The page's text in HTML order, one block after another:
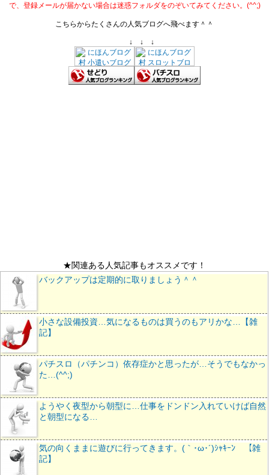
で、登録メールが届かない場合は迷惑フォルダをのぞいてみてください。(^^;)
こちらからたくさんの人気ブログへ飛べます＾＾
↓ ↓ ↓
★関連ある人気記事もオススメです！
バックアップは定期的に取りましょう＾＾
小さな設備投資…気になるものは買うのもアリかな…【雑
記】
パチスロ（パチンコ）依存症かと思ったが…そうでもなかっ
た…(^^;)
ようやく夜型から朝型に…仕事をドンドン入れていけば自然
と朝型になる…
気の向くままに遊びに行ってきます。(｀･ω･´)ｼｬｷｰﾝ 【雑
記】